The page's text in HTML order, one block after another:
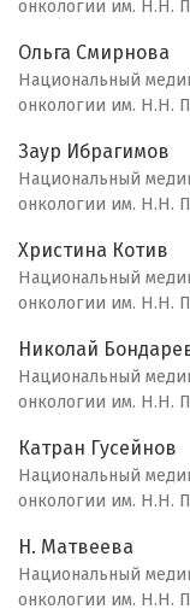
онкологии им. Н.Н.
Ольга Смирнова
Национальный
онкологии им. Н.Н.
Заур Ибрагимов
Национальный
онкологии им. Н.Н.
Христина Котив
Национальный
онкологии им. Н.Н.
Николай
Национальный
онкологии им. Н.Н.
Катран Гусейнов
Национальный
онкологии им. Н.Н.
Н. Матвеева
Национальный
онкологии им. Н.Н.